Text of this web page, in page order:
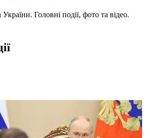
Головні події, фото та відео.